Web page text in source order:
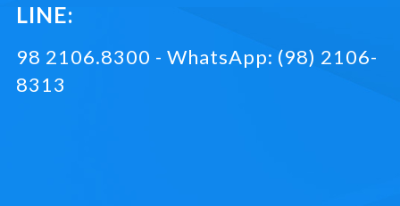
LINE:
98 2106.8300 - WhatsApp: (98) 2106-
8313